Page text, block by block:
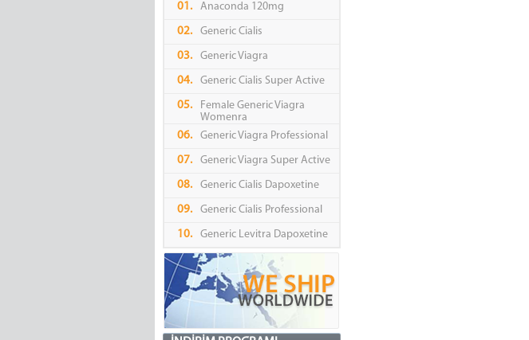
01. Anaconda 120mg
02. Generic Cialis
03. Generic Viagra
04. Generic Cialis Super Active
05.
Female Generic Viagra
Womenra
06.
Generic Viagra Professional
07. Generic Viagra Super Active
08. Generic Cialis Dapoxetine
09. Generic Cialis Professional
10. Generic Levitra Dapoxetine